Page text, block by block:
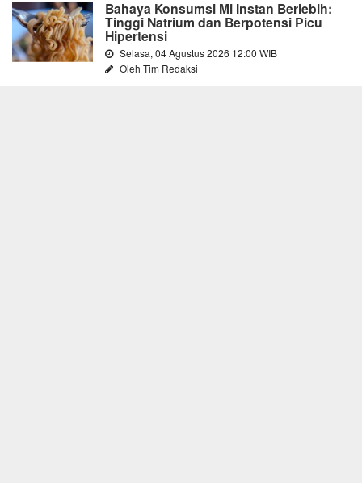
Bahaya Konsumsi Mi Instan Berlebih:
Tinggi Natrium dan Berpotensi Picu
Hipertensi
Selasa, 04 Agustus 2026 12:00 WIB
Oleh Tim Redaksi